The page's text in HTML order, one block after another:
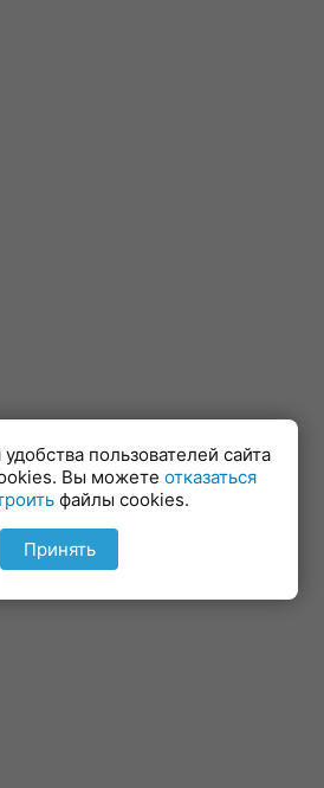
пользователей сайта
Вы можете отказаться
файлы cookies.
Принять